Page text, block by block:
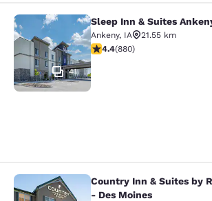
Sleep Inn & Suites
41
Sleep Inn & Suites
Ankeny, IA
21.55 km
classificação 4.37 estrelas.
4.4(880)
Country Inn & Suites by
Country Inn & Suites by
- Des Moines